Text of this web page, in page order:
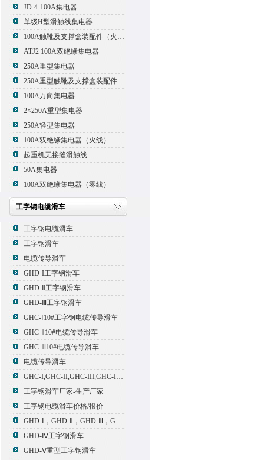
JD-4-100A集电器
单级H型滑触线集电器
100A触靴及支撑盒装配件（火线）
ATJ2 100A双绝缘集电器
250A重型集电器
250A重型触靴及支撑盒装配件
100A万向集电器
2×250A重型集电器
250A轻型集电器
100A双绝缘集电器（火线）
起重机无接缝滑触线
50A集电器
100A双绝缘集电器（零线）
工字钢电缆滑车
工字钢电缆滑车
工字钢滑车
电缆传导滑车
GHD-I工字钢滑车
GHD-Ⅱ工字钢滑车
GHD-Ⅲ工字钢滑车
GHC-Ⅰ10#工字钢电缆传导滑车
GHC-Ⅱ10#电缆传导滑车
GHC-Ⅲ10#电缆传导滑车
电缆传导滑车
GHC-I,GHC-II,GHC-III,GHC-IV,GHC-V电缆滑车
工字钢滑车厂家-生产厂家
工字钢电缆滑车价格/报价
GHD-Ⅰ，GHD-Ⅱ，GHD-Ⅲ，GHD-Ⅳ，GHD-Ⅴ工字钢滑车
GHD-Ⅳ工字钢滑车
GHD-Ⅴ重型工字钢滑车